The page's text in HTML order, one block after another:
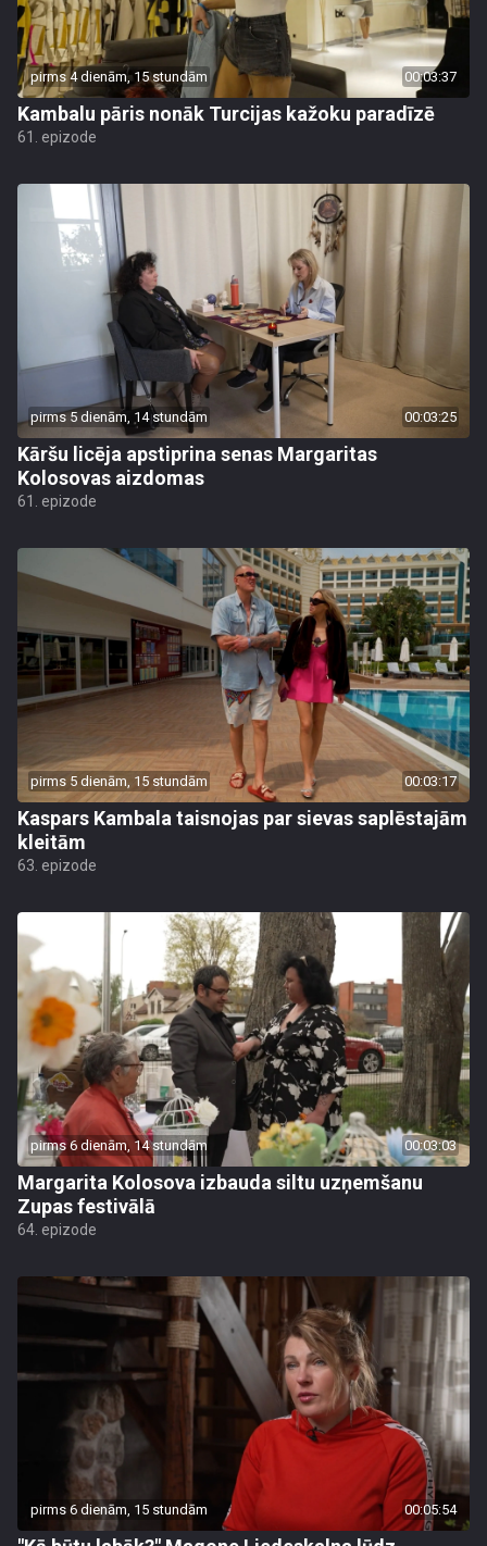
pirms 4 dienām, 15 stundām 00:03:37
Kambalu pāris nonāk Turcijas kažoku paradīzē
61. epizode
pirms 5 dienām, 14 stundām 00:03:25
Kāršu licēja apstiprina senas Margaritas
Kolosovas aizdomas
61. epizode
pirms 5 dienām, 15 stundām 00:03:17
Kaspars Kambala taisnojas par sievas saplēstajām
kleitām
63. epizode
pirms 6 dienām, 14 stundām 00:03:03
Margarita Kolosova izbauda siltu uzņemšanu
Zupas festivālā
64. epizode
pirms 6 dienām, 15 stundām 00:05:54